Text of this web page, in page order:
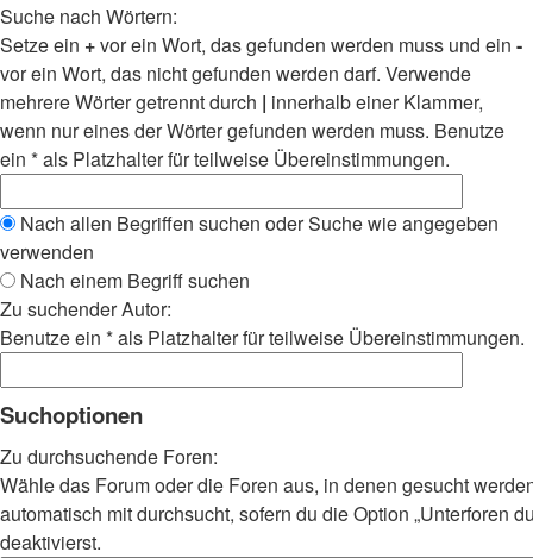
Suche nach Wörtern:
Setze ein +vor ein Wort, das gefunden werden muss und ein -
vor ein Wort, das nicht gefunden werden darf. Verwende
mehrere Wörter getrennt durch | innerhalb einer Klammer,
wenn nur eines der Wörter gefunden werden muss. Benutze
ein * als Platzhalter für teilweise Übereinstimmungen.
Nach allen Begriffen suchen oder Suche wie angegeben
verwenden
Nach einem Begriff suchen
Zu suchender Autor:
Benutze ein * als Platzhalter für teilweise Übereinstimmungen.
Suchoptionen
Zu durchsuchende Foren:
Wähle das Forum oder die Foren aus, in denen gesucht
automatisch mit durchsucht, sofern du die Option „Unterforen
deaktivierst.